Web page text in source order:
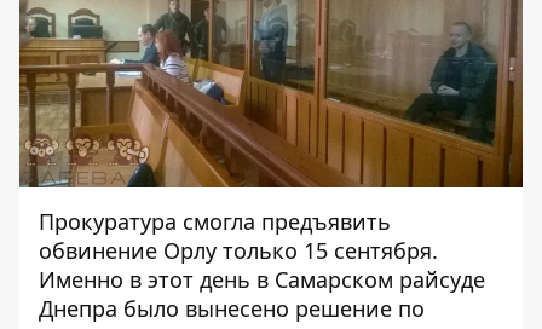
Прокуратура смогла предъявить
обвинение Орлу только 15 сентября.
Именно в этот день в Самарском райсуде
Днепра было вынесено решение по